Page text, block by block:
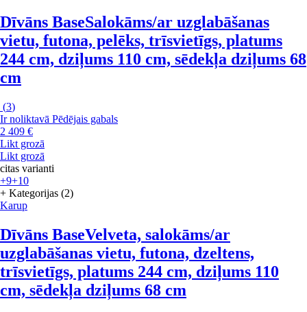
Dīvāns BaseSalokāms/ar uzglabāšanas
vietu, futona, pelēks, trīsvietīgs, platums
244 cm, dziļums 110 cm, sēdekļa dziļums 68
cm
(3)
Ir noliktavā Pēdējais gabals
2 409 €
Likt grozā
Likt grozā
citas varianti
+9+10
+ Kategorijas (2)
Karup
Dīvāns BaseVelveta, salokāms/ar
uzglabāšanas vietu, futona, dzeltens,
trīsvietīgs, platums 244 cm, dziļums 110
cm, sēdekļa dziļums 68 cm